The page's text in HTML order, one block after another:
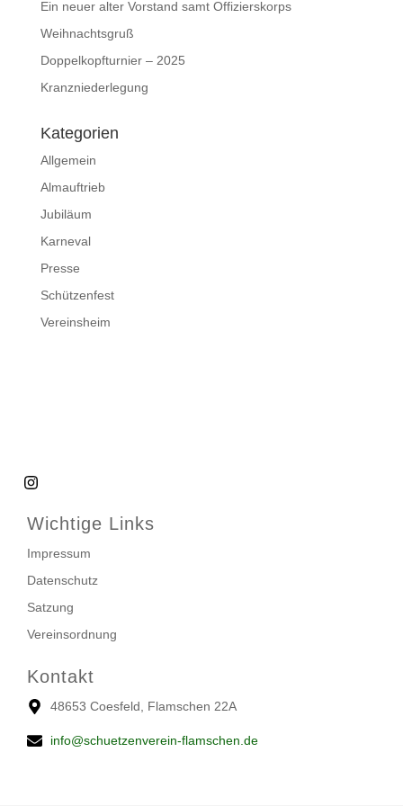
Ein neuer alter Vorstand samt Offizierskorps
Weihnachtsgruß
Doppelkopfturnier – 2025
Kranzniederlegung
Kategorien
Allgemein
Almauftrieb
Jubiläum
Karneval
Presse
Schützenfest
Vereinsheim
Wichtige Links
Impressum
Datenschutz
Satzung
Vereinsordnung
Kontakt
48653 Coesfeld, Flamschen 22A
info@schuetzenverein-flamschen.de